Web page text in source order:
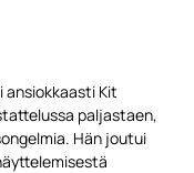
ansiokkaasti Kit
paljastaen,
Hän joutui